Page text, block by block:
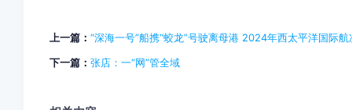
上一篇： “深海一号”船携“蛟龙”号驶离母港 2024年西太平洋国际
下一篇： 张店：一“网”管全域